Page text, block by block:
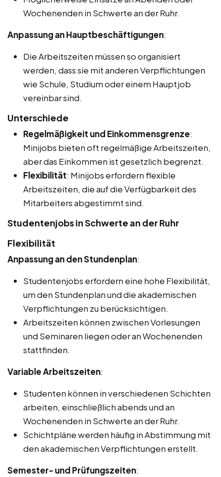
Wochenenden in Schwerte an der Ruhr.
Anpassung an Hauptbeschäftigungen:
Die Arbeitszeiten müssen so organisiert
werden, dass sie mit anderen Verpflichtungen
wie Schule, Studium oder einem Hauptjob
vereinbar sind.
Unterschiede
Regelmäßigkeit und Einkommensgrenze:
Minijobs bieten oft regelmäßige Arbeitszeiten,
aber das Einkommen ist gesetzlich begrenzt.
Flexibilität: Minijobs erfordern flexible
Arbeitszeiten, die auf die Verfügbarkeit des
Mitarbeiters abgestimmt sind.
Studentenjobs in Schwerte an der Ruhr
Flexibilität
Anpassung an den Stundenplan:
Studentenjobs erfordern eine hohe Flexibilität,
um den Stundenplan und die akademischen
Verpflichtungen zu berücksichtigen.
Arbeitszeiten können zwischen Vorlesungen
und Seminaren liegen oder an Wochenenden
stattfinden.
Variable Arbeitszeiten:
Studenten können in verschiedenen Schichten
arbeiten, einschließlich abends und an
Wochenenden in Schwerte an der Ruhr.
Schichtpläne werden häufig in Abstimmung mit
den akademischen Verpflichtungen erstellt.
Semester- und Prüfungszeiten: